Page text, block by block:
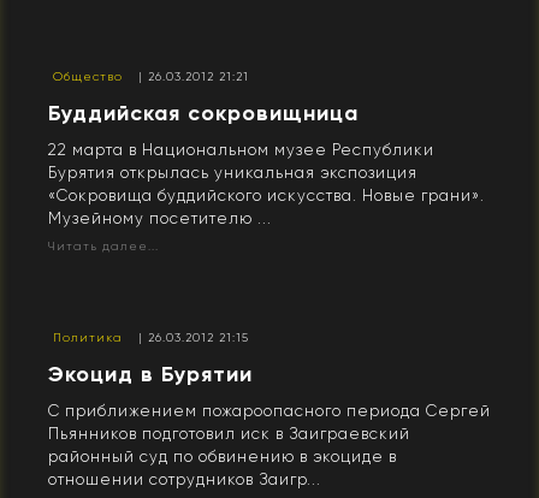
Общество | 26.03.2012 21:21
Буддийская сокровищница
22 марта в Национальном музее Республики
Бурятия открылась уникальная экспозиция
«Сокровища буддийского искусства. Новые грани».
Музейному посетителю ...
Читать далее...
Политика | 26.03.2012 21:15
Экоцид в Бурятии
С приближением пожароопасного периода Сергей
Пьянников подготовил иск в Заиграевский
районный суд по обвинению в экоциде в
отношении сотрудников Заигр...